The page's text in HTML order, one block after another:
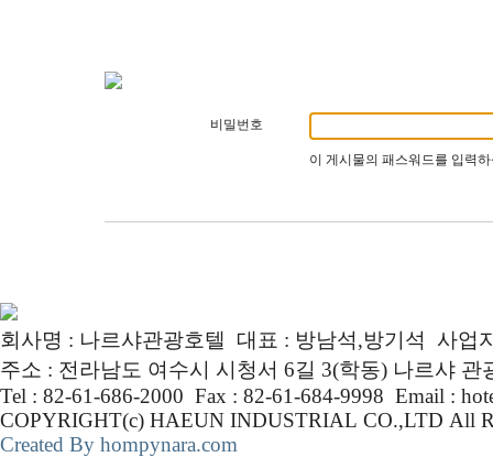
비밀번호
이 게시물의 패스워드를 입력
회사명 : 나르샤관광호텔 대표 : 방남석,방기석 사업
주소 : 전라남도 여수시 시청서 6길 3(학동) 나르샤 관
Tel : 82-61-686-2000 Fax : 82-61-684-9998 Email :
COPYRIGHT(c) HAEUN INDUSTRIAL CO.,LTD All
Created By hompynara.com